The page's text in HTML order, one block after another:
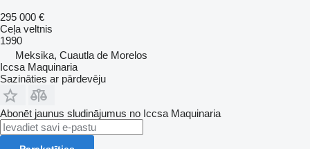
295 000 €
Ceļa veltnis
1990
Meksika, Cuautla de Morelos
Iccsa Maquinaria
Sazināties ar pārdevēju
Abonēt jaunus sludinājumus no Iccsa Maquinaria